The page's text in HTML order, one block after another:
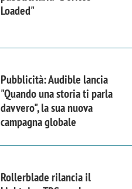
Loaded"
Pubblicità: Audible lancia
"Quando una storia ti parla
davvero", la sua nuova
campagna globale
Rollerblade rilancia il